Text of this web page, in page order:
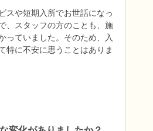
スや短期入所でお世話になっ
、スタッフの方のことも、施
っていました。そのため、入
特に不安に思うことはありま